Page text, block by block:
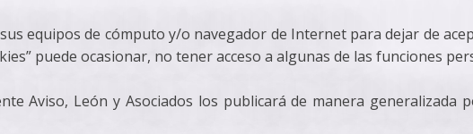
equipos de cómputo y/o navegador de Internet para dejar de
puede ocasionar, no tener acceso a algunas de las funciones
Aviso, León y Asociados los publicará de manera generalizada